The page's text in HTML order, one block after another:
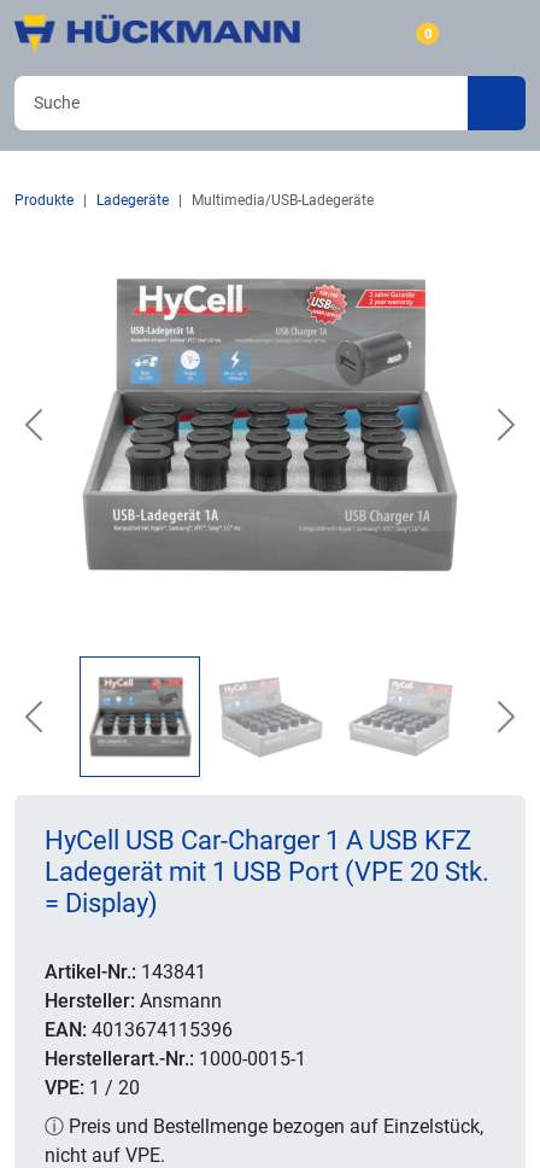
0
Produkte Ladegeräte Multimedia/USB-Ladegeräte
Previous
Previous
HyCell USB Car-Charger 1 A USB KFZ
Ladegerät mit 1 USB Port (VPE 20 Stk.
= Display)
Artikel-Nr.: 143841
Hersteller: Ansmann
EAN: 4013674115396
Herstellerart.-Nr.: 1000-0015-1
VPE: 1 / 20
ⓘ Preis und Bestellmenge bezogen auf Einzelstück,
nicht auf VPE.